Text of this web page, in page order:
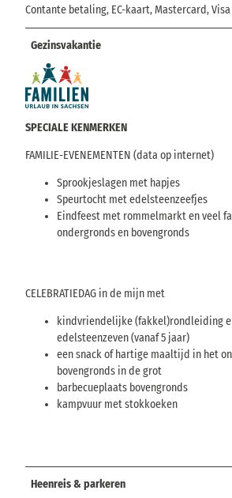
Contante betaling, EC-kaart, Mastercard, Visa
Gezinsvakantie
SPECIALE KENMERKEN
FAMILIE-EVENEMENTEN (data op internet)
Sprookjeslagen met hapjes
Speurtocht met edelsteenzeefjes
Eindfeest met rommelmarkt en veel
ondergronds en bovengronds
CELEBRATIEDAG in de mijn met
kindvriendelijke (fakkel)rondleiding
edelsteenzeven (vanaf 5 jaar)
een snack of hartige maaltijd in het
bovengronds in de grot
barbecueplaats bovengronds
kampvuur met stokkoeken
Heenreis & parkeren